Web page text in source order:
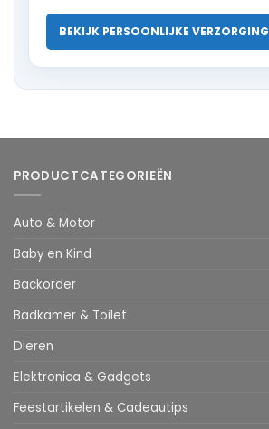
BEKIJK PERSOONLIJKE VERZORGING
PRODUCTCATEGORIEËN
Auto & Motor
Baby en Kind
Backorder
Badkamer & Toilet
Dieren
Elektronica & Gadgets
Feestartikelen & Cadeautips